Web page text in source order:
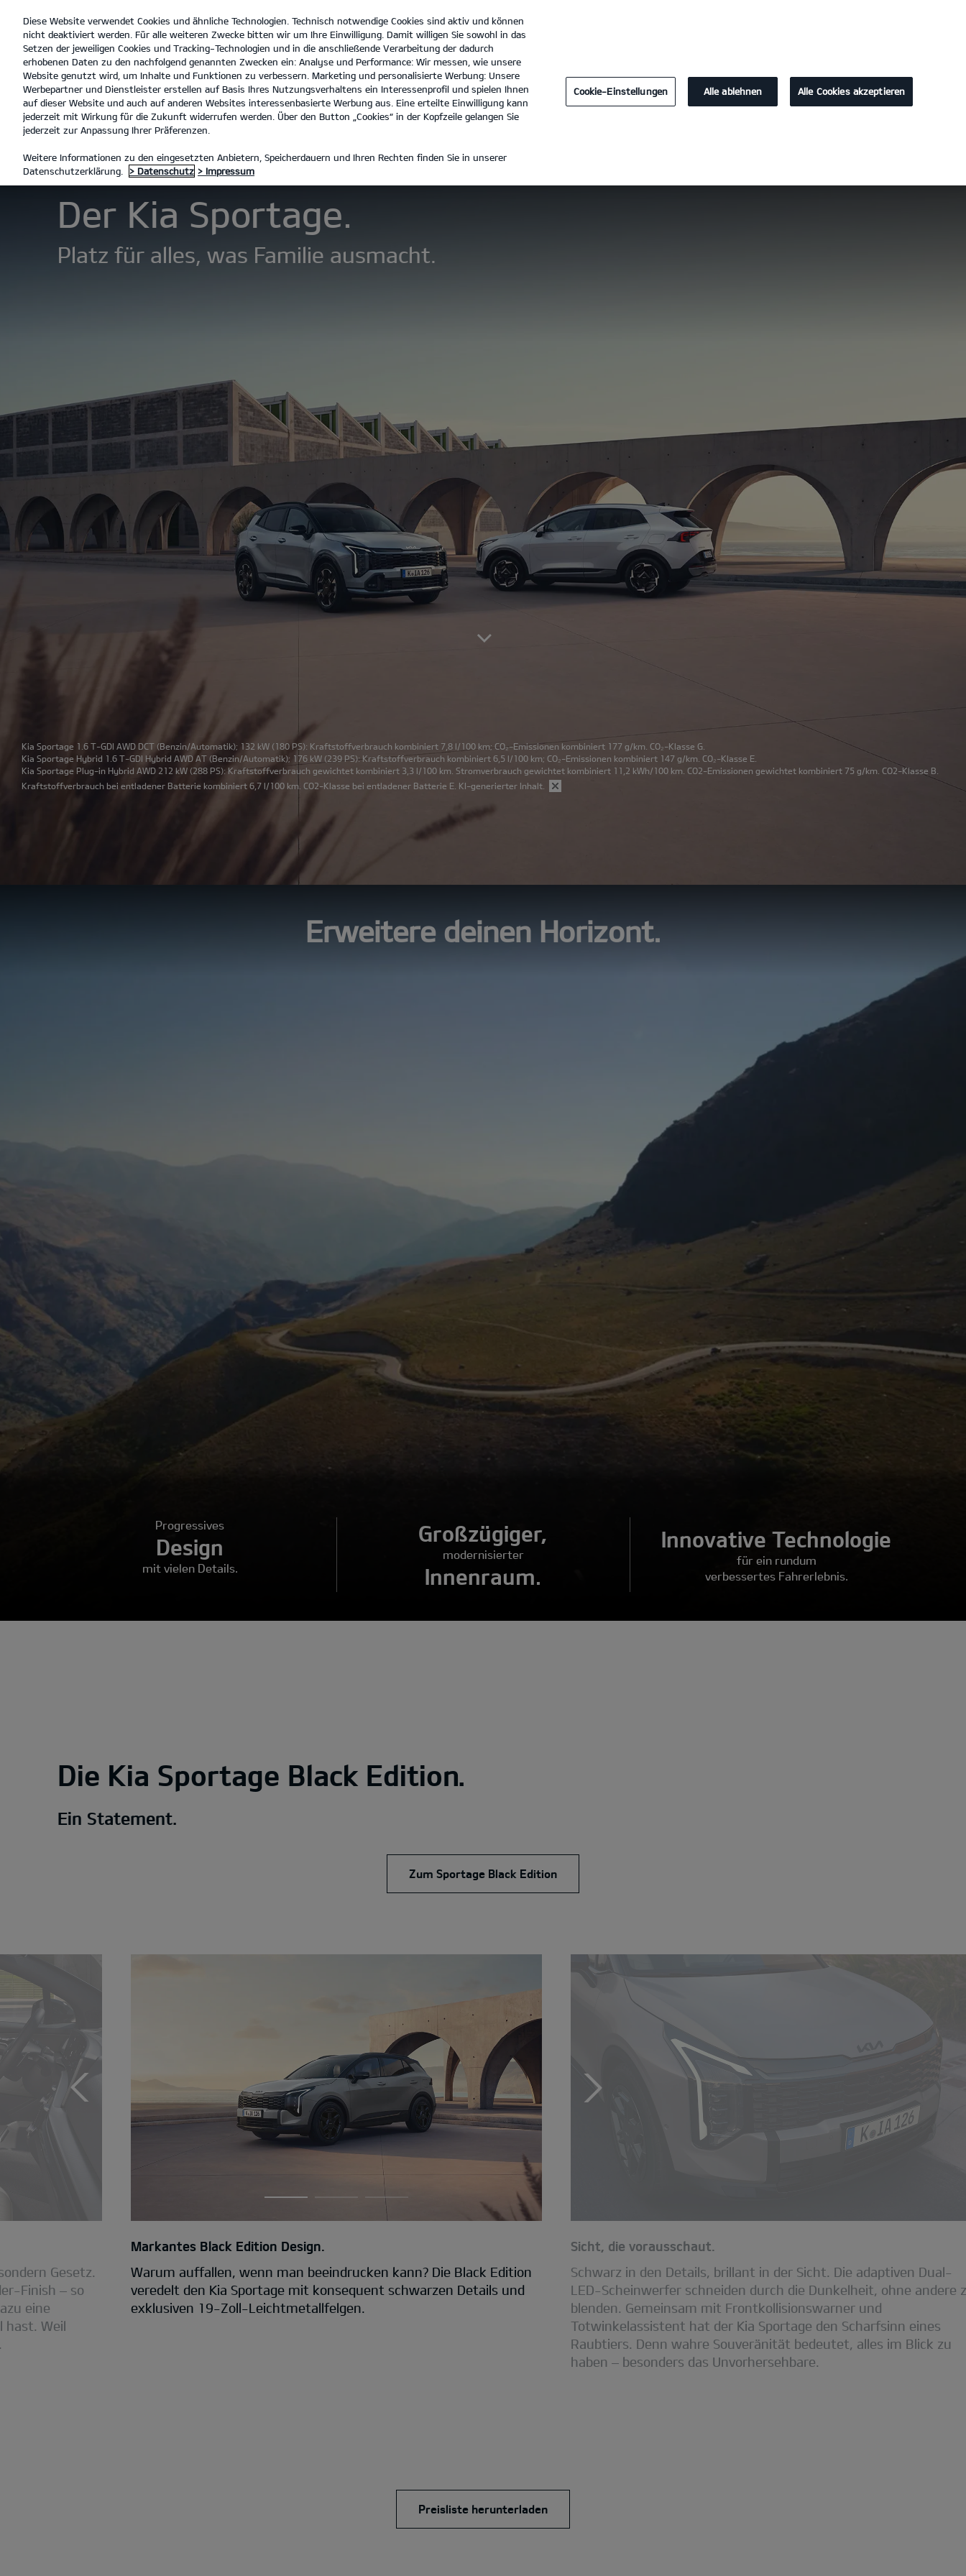
open
menu
Dürkop GmbH Filiale Hildesheim Tel. :
Der Kia Sportage Entdecken Technische Daten Black Edition Zubehör Probefahrt Konfigurator
MODELLE
Der Kia Sportage.
Platz für alles, was Familie ausmacht.
Kia Sportage 1.6 T-GDI AWD DCT (Benzin/Automatik); 132 kW (180 PS): Kraftstoffverbrauch kombiniert 7,8 l/100 km; CO₂-Emissionen kombiniert 177 g/km. CO₂-Klasse G.
Kia Sportage Hybrid 1.6 T-GDI Hybrid AWD AT (Benzin/Automatik); 176 kW (239 PS): Kraftstoffverbrauch kombiniert 6,5 l/100 km; CO₂-Emissionen kombiniert 147 g/km. CO₂-Klasse E.
Kia Sportage Plug-in Hybrid AWD 212 kW (288 PS): Kraftstoffverbrauch gewichtet kombiniert 3,3 l/100 km. Stromverbrauch gewichtet kombiniert 11,2 kWh/100 km. CO2-Emissionen gewichtet kombiniert 75 g/km. CO2-Klasse B.
Kraftstoffverbrauch bei entladener Batterie kombiniert 6,7 l/100 km. CO2-Klasse bei entladener Batterie E. KI-generierter Inhalt.
Erweitere deinen Horizont.
Progressives
Design
mit vielen Details.
Großzügiger,
modernisierter
Innenraum.
Innovative Technologie
für ein rundum
verbessertes Fahrerlebnis.
Die Kia Sportage Black Edition.
Ein Statement.
Zum Sportage Black Edition
Gesetz.
Finish – so
eine
hast. Weil
Markantes Black Edition Design.
Warum auffallen, wenn man beeindrucken kann? Die Black Edition
veredelt den Kia Sportage mit konsequent schwarzen Details und
exklusiven 19-Zoll-Leichtmetallfelgen.
Sicht, die vorausschaut.
Schwarz in den Details, brillant in der Sicht. Die adaptiven Dual-
LED-Scheinwerfer schneiden durch die Dunkelheit, ohne andere
blenden. Gemeinsam mit Frontkollisionswarner und
Totwinkelassistent hat der Kia Sportage den Scharfsinn eines
Raubtiers. Denn wahre Souveränität bedeutet, alles im Blick zu
haben – besonders das Unvorhersehbare.
Preisliste herunterladen
Diese Website verwendet Cookies und ähnliche Technologien. Technisch notwendige Cookies sind aktiv und können
nicht deaktiviert werden. Für alle weiteren Zwecke bitten wir um Ihre Einwilligung. Damit willigen Sie sowohl in das
Setzen der jeweiligen Cookies und Tracking-Technologien und in die anschließende Verarbeitung der dadurch
erhobenen Daten zu den nachfolgend genannten Zwecken ein: Analyse und Performance: Wir messen, wie unsere
Website genutzt wird, um Inhalte und Funktionen zu verbessern. Marketing und personalisierte Werbung: Unsere
Werbepartner und Dienstleister erstellen auf Basis Ihres Nutzungsverhaltens ein Interessenprofil und spielen Ihnen
auf dieser Website und auch auf anderen Websites interessenbasierte Werbung aus. Eine erteilte Einwilligung kann
jederzeit mit Wirkung für die Zukunft widerrufen werden. Über den Button „Cookies“ in der Kopfzeile gelangen Sie
jederzeit zur Anpassung Ihrer Präferenzen.
Weitere Informationen zu den eingesetzten Anbietern, Speicherdauern und Ihren Rechten finden Sie in unserer
Datenschutzerklärung.
> Datenschutz > Impressum
Cookie-Einstellungen Alle ablehnen Alle Cookies akzeptieren